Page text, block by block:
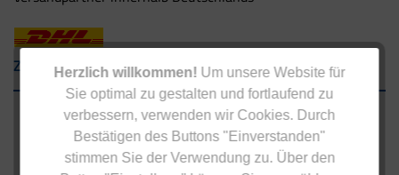
Herzlich willkommen! Um unsere Website für
Sie optimal zu gestalten und fortlaufend zu
verbessern, verwenden wir Cookies. Durch
Bestätigen des Buttons "Einverstanden"
stimmen Sie der Verwendung zu. Über den
Zahlungsarten